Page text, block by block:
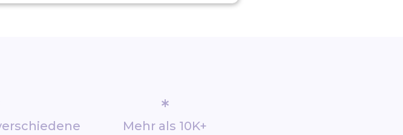
*
Mehr als 10K+